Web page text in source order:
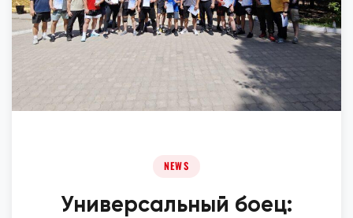
NEWS
Универсальный боец: